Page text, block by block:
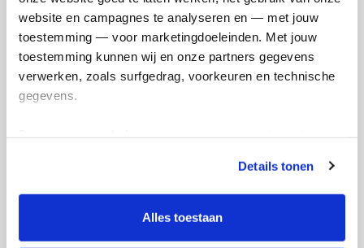
website en campagnes te analyseren en — met jouw
toestemming — voor marketingdoeleinden. Met jouw
toestemming kunnen wij en onze partners gegevens
verwerken, zoals surfgedrag, voorkeuren en technische
gegevens.
tonen. Je kunt je toestemming op elk moment wijzigen of
intrekken via Cookie instellingen onderaan de pagina. De
lijst met cookies is te vinden in het tabblad “details”.
Details tonen
Alles toestaan
Mees's badges